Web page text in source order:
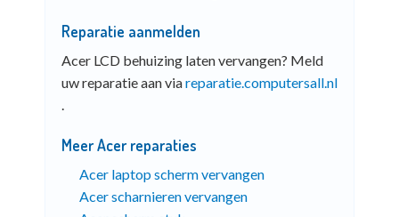
Reparatie aanmelden
Acer LCD behuizing laten vervangen? Meld
uw reparatie aan viareparatie.computersall.nl
.
Meer Acer reparaties
Acer laptop scherm vervangen
Acer scharnieren vervangen